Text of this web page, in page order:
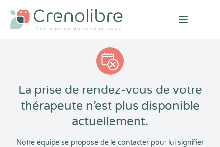
Open
La prise de rendez-vous de votre
thérapeute n’est plus disponible
actuellement.
Notre équipe se propose de le contacter pour lui signifier